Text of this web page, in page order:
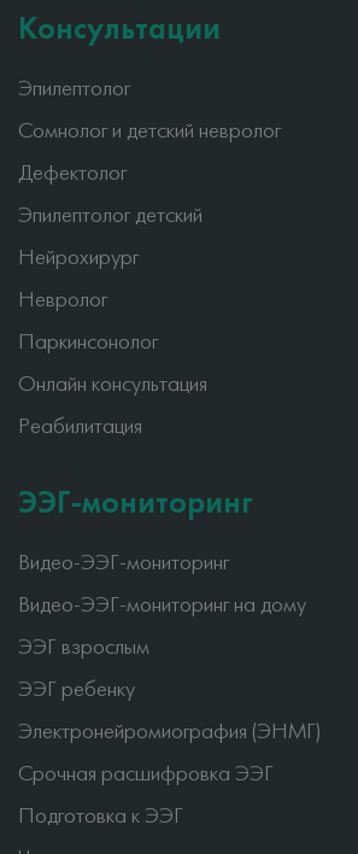
Консультации
Эпилептолог
Сомнолог и детский невролог
Дефектолог
Эпилептолог детский
Нейрохирург
Невролог
Паркинсонолог
Онлайн консультация
Реабилитация
ЭЭГ-мониторинг
Видео-ЭЭГ-мониторинг
Видео-ЭЭГ-мониторинг на дому
ЭЭГ взрослым
ЭЭГ ребенку
Электронейромиография (ЭНМГ)
Срочная расшифровка ЭЭГ
Подготовка к ЭЭГ